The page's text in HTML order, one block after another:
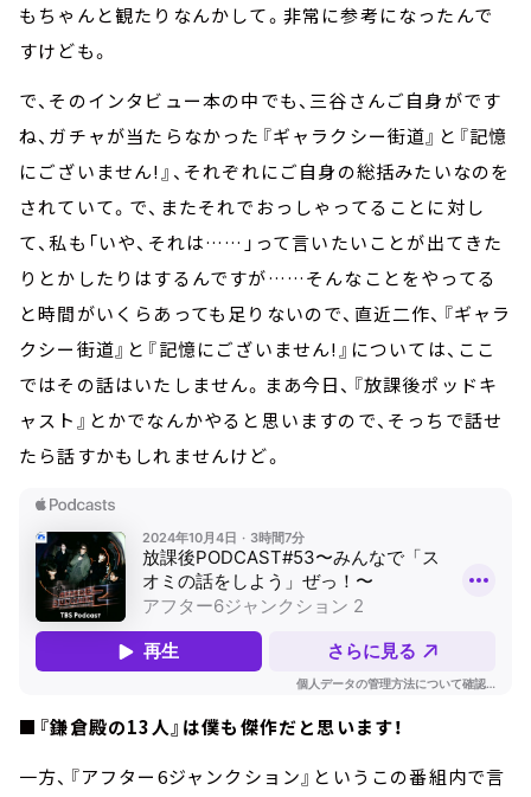
もちゃんと観たりなんかして。非常に参考になったんで
すけども。
で、そのインタビュー本の中でも、三谷さんご自身がです
ね、ガチャが当たらなかった『ギャラクシー街道』と『記憶
にございません!』、それぞれにご自身の総括みたいなのを
されていて。で、またそれでおっしゃってることに対し
て、私も「いや、それは……」って言いたいことが出てきた
りとかしたりはするんですが……そんなことをやってる
と時間がいくらあっても足りないので、直近二作、『ギャラ
クシー街道』と『記憶にございません!』については、ここ
ではその話はいたしません。まあ今日、『放課後ポッドキ
ャスト』とかでなんかやると思いますので、そっちで話せ
たら話すかもしれませんけど。
■『鎌倉殿の13人』は僕も傑作だと思います！
一方、『アフター6ジャンクション』というこの番組内で言